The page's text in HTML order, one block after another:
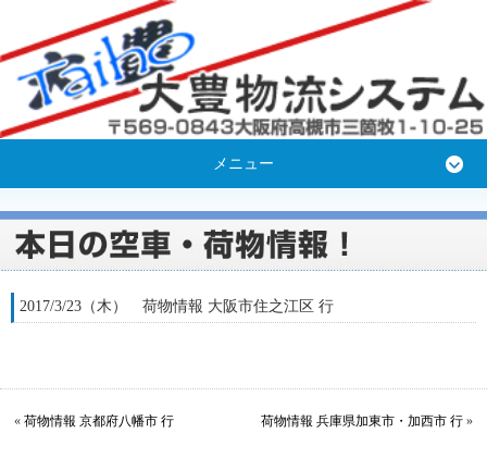
メニュー
2017/3/23（木） 荷物情報 大阪市住之江区 行
« 荷物情報 京都府八幡市 行 荷物情報 兵庫県加東市・加西市 行 »